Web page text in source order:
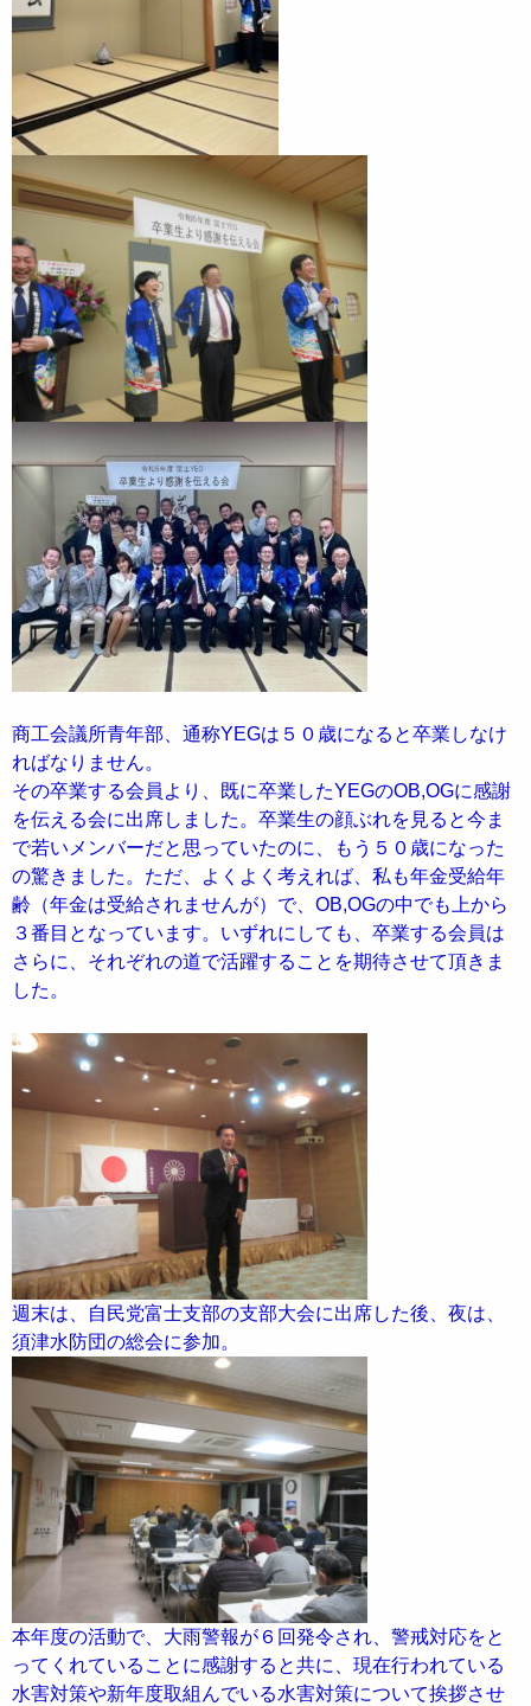
商工会議所青年部、通称YEGは５０歳になると卒業しなけ
ればなりません。
その卒業する会員より、既に卒業したYEGのOB,OGに感謝
を伝える会に出席しました。卒業生の顔ぶれを見ると今ま
で若いメンバーだと思っていたのに、もう５０歳になった
の驚きました。ただ、よくよく考えれば、私も年金受給年
齢（年金は受給されませんが）で、OB,OGの中でも上から
３番目となっています。いずれにしても、卒業する会員は
さらに、それぞれの道で活躍することを期待させて頂きま
した。
週末は、自民党富士支部の支部大会に出席した後、夜は、
須津水防団の総会に参加。
本年度の活動で、大雨警報が６回発令され、警戒対応をと
ってくれていることに感謝すると共に、現在行われている
水害対策や新年度取組んでいる水害対策について挨拶させ